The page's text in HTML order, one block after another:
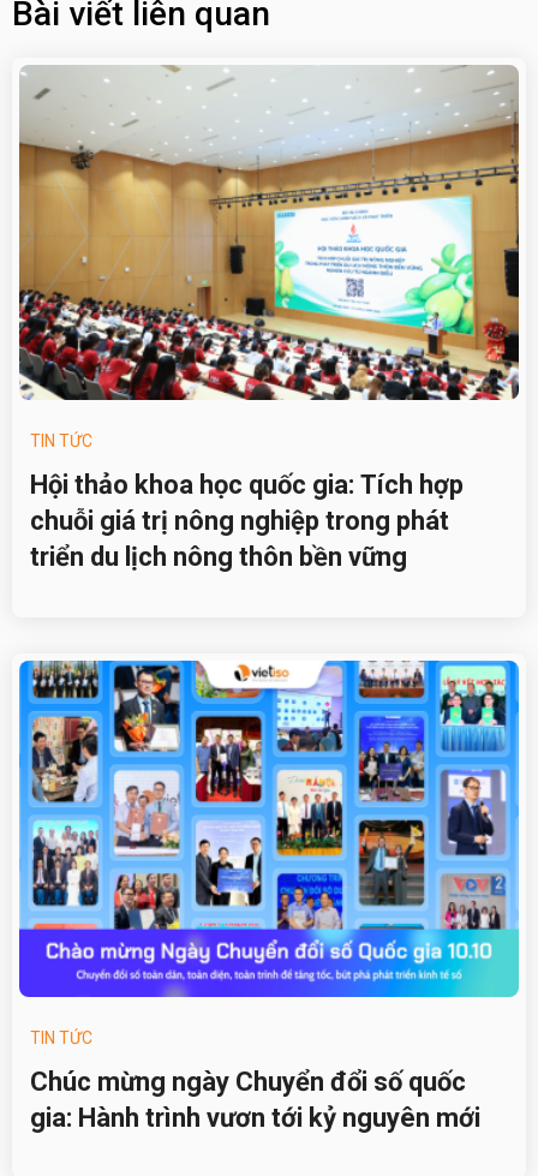
Bài viết liên quan
TIN TỨC
Hội thảo khoa học quốc gia: Tích hợp
chuỗi giá trị nông nghiệp trong phát
triển du lịch nông thôn bền vững
TIN TỨC
Chúc mừng ngày Chuyển đổi số quốc
gia: Hành trình vươn tới kỷ nguyên mới